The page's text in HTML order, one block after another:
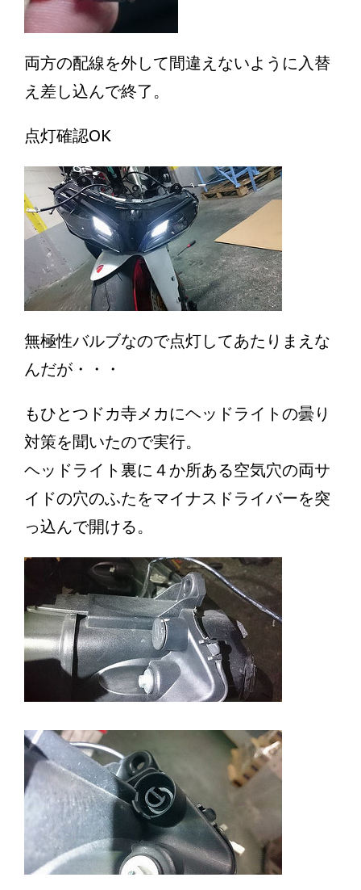
両方の配線を外して間違えないように入替
え差し込んで終了。
点灯確認OK
無極性バルブなので点灯してあたりまえな
んだが・・・
もひとつドカ寺メカにヘッドライトの曇り
対策を聞いたので実行。
ヘッドライト裏に４か所ある空気穴の両サ
イドの穴のふたをマイナスドライバーを突
っ込んで開ける。